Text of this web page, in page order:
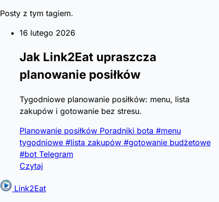
Posty z tym tagiem.
16 lutego 2026
Jak Link2Eat upraszcza
planowanie posiłków
Tygodniowe planowanie posiłków: menu, lista
zakupów i gotowanie bez stresu.
Planowanie posiłków Poradniki bota #menu
tygodniowe #lista zakupów #gotowanie budżetowe
#bot Telegram
Czytaj
Link2Eat